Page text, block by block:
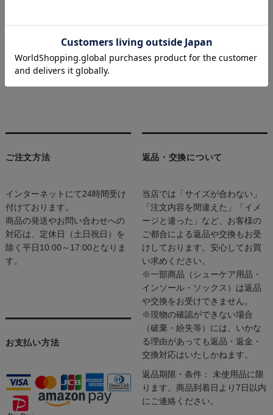
Please check the WorldShopping help site for details.
WorldShopping HELPページ（日本語）
WorldShopping HELP（English）
ご注文方法
インターネットにて24時間受け
付けております。
商品の発送やお問い合わせへの
対応は、定休日（土日祝日）を
除く平日10:00～17:00となりま
す。
お支払い方法
返品・交換について
当店では「サイズが合わない」
「注文内容を間違えた」「イメ
ージと違った」など、お客様の
ご都合による返品や交換もお受
けしております。安心してお買
い求めください。
※一部商品（シューケア用品・
インソール・ソックス）は返品
や交換をお受けできません。
※現物の確認ができない場合
（破棄・紛失等）には、いかな
る理由があっても返品・返金・
交換対応はいたしかねます。
返品期限・条件： 未使用品に限
ります。商品到着日より7日以内
にご連絡ください。